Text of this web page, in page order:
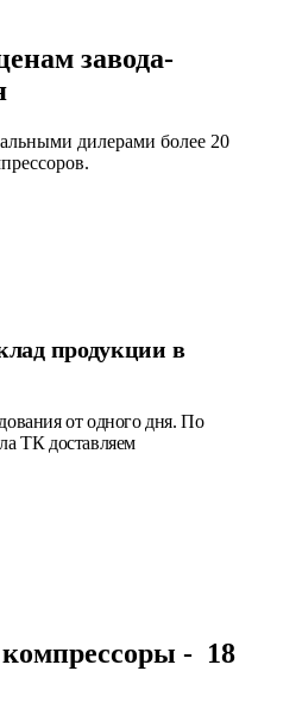
завода-
дилерами более 20
продукции в
от одного дня. По
ТК доставляем
- 18